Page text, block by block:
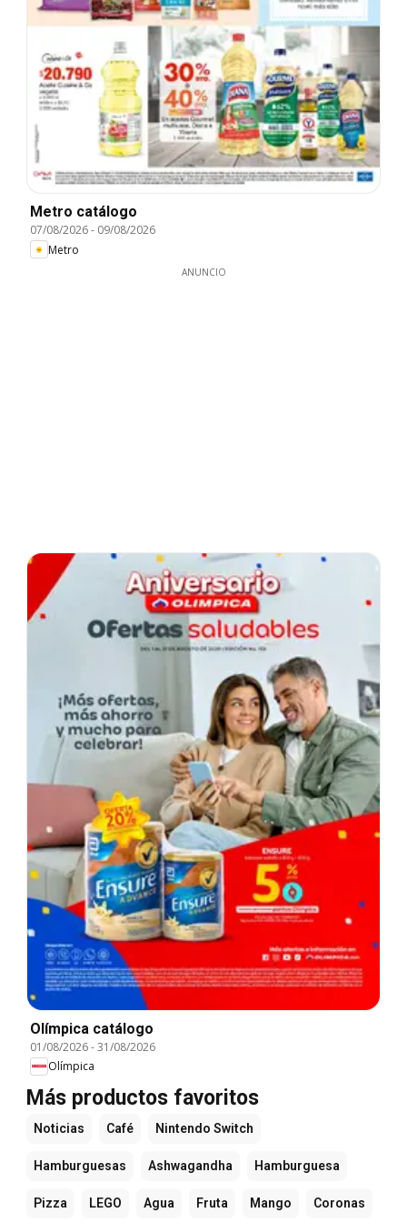
Metro catálogo
07/08/2026- 09/08/2026
Metro
ANUNCIO
Olímpica catálogo
01/08/2026-31/08/2026
Olímpica
Más productos favoritos
Noticias Café Nintendo Switch
Hamburguesas Ashwagandha Hamburguesa
Pizza LEGO Agua Fruta Mango Coronas